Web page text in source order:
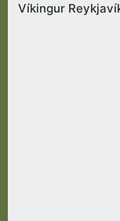
Víkingur